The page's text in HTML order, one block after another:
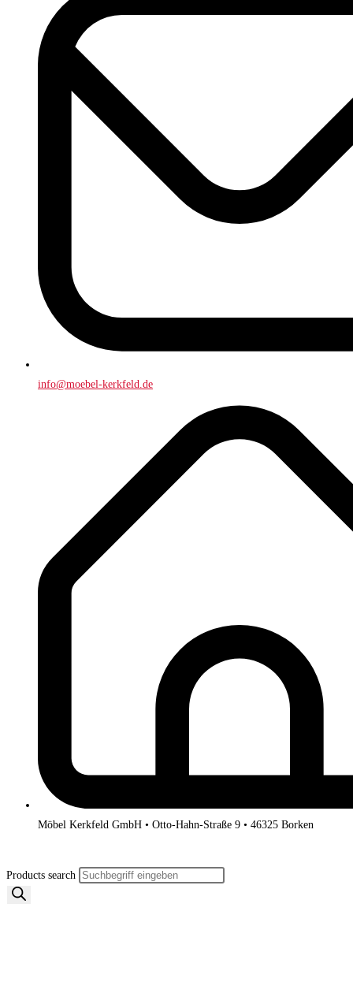
info@moebel-kerkfeld.de
Möbel Kerkfeld GmbH • Otto-Hahn-Straße 9 • 46325 Borken
Products search